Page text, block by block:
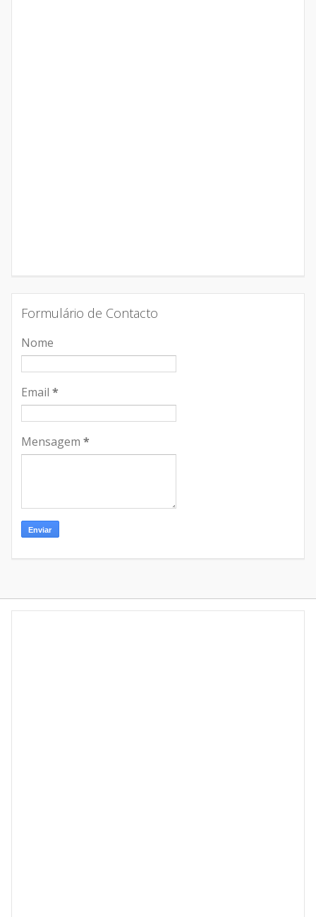
Formulário de Contacto
Nome
Email *
Mensagem *